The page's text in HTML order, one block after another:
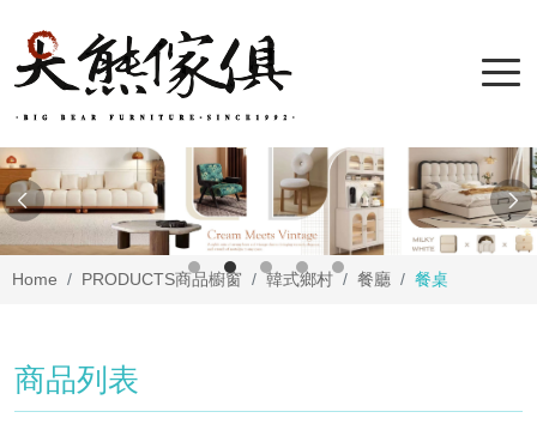
Home PRODUCTS商品櫥窗 韓式鄉村 餐廳 餐桌
商品列表